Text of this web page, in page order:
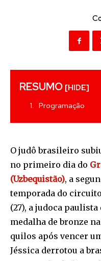
RESUMO [HIDE]
Programação
O judô brasileiro
no primeiro dia do
(Uzbequistão), a
temporada do
(27), a judoca
medalha de bronze
quilos após vencer
Jéssica derrotou a